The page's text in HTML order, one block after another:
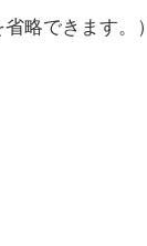
略できます。）